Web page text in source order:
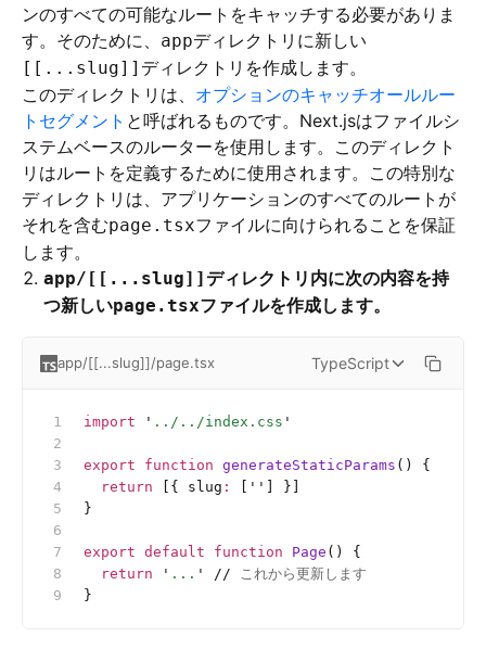
ンのすべての可能なルートをキャッチする必要がありま
す。そのために、 appディレクトリに新しい
[[...slug]] ディレクトリを作成します。
このディレクトリは、 オプションのキャッチオールルー
トセグメント と呼ばれるものです。Next.jsはファイルシ
ステムベースのルーターを使用します。このディレクト
リはルートを定義するために使用されます。この特別な
ディレクトリは、アプリケーションのすべてのルートが
それを含むpage.tsxファイルに向けられることを保証
します。
app/[[...slug]] ディレクトリ内に次の内容を持
つ新しいpage.tsxファイルを作成します。
app/[[...slug]]/page.tsx TypeScript
import ' ../../index.css '
export function generateStaticParams () {
  return
[{ slug : ''
] }]
}
export default function Page () {
  return
' ... ' // これから更新します
}